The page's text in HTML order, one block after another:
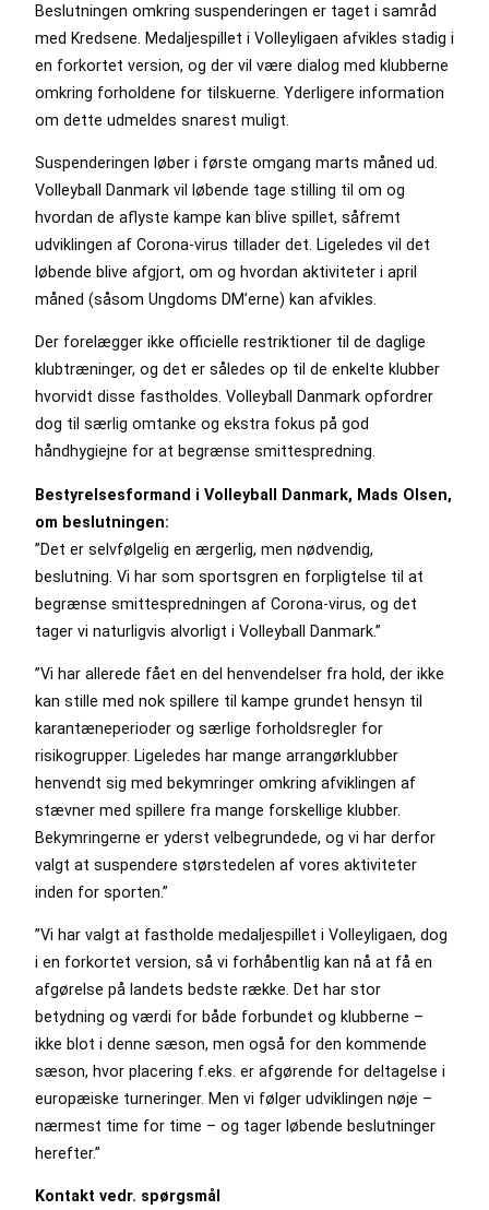
Beslutningen omkring suspenderingen er taget i samråd
med Kredsene. Medaljespillet i Volleyligaen afvikles stadig i
en forkortet version, og der vil være dialog med klubberne
omkring forholdene for tilskuerne. Yderligere information
om dette udmeldes snarest muligt.
Suspenderingen løber i første omgang marts måned ud.
Volleyball Danmark vil løbende tage stilling til om og
hvordan de aflyste kampe kan blive spillet, såfremt
udviklingen af Corona-virus tillader det. Ligeledes vil det
løbende blive afgjort, om og hvordan aktiviteter i april
måned (såsom Ungdoms DM’erne) kan afvikles.
Der forelægger ikke officielle restriktioner til de daglige
klubtræninger, og det er således op til de enkelte klubber
hvorvidt disse fastholdes. Volleyball Danmark opfordrer
dog til særlig omtanke og ekstra fokus på god
håndhygiejne for at begrænse smittespredning.
Bestyrelsesformand i Volleyball Danmark, Mads Olsen,
om beslutningen:
”Det er selvfølgelig en ærgerlig, men nødvendig,
beslutning. Vi har som sportsgren en forpligtelse til at
begrænse smittespredningen af Corona-virus, og det
tager vi naturligvis alvorligt i Volleyball Danmark.”
”Vi har allerede fået en del henvendelser fra hold, der ikke
kan stille med nok spillere til kampe grundet hensyn til
karantæneperioder og særlige forholdsregler for
risikogrupper. Ligeledes har mange arrangørklubber
henvendt sig med bekymringer omkring afviklingen af
stævner med spillere fra mange forskellige klubber.
Bekymringerne er yderst velbegrundede, og vi har derfor
valgt at suspendere størstedelen af vores aktiviteter
inden for sporten.”
”Vi har valgt at fastholde medaljespillet i Volleyligaen, dog
i en forkortet version, så vi forhåbentlig kan nå at få en
afgørelse på landets bedste række. Det har stor
betydning og værdi for både forbundet og klubberne –
ikke blot i denne sæson, men også for den kommende
sæson, hvor placering f.eks. er afgørende for deltagelse i
europæiske turneringer. Men vi følger udviklingen nøje –
nærmest time for time – og tager løbende beslutninger
herefter.”
Kontakt vedr. spørgsmål